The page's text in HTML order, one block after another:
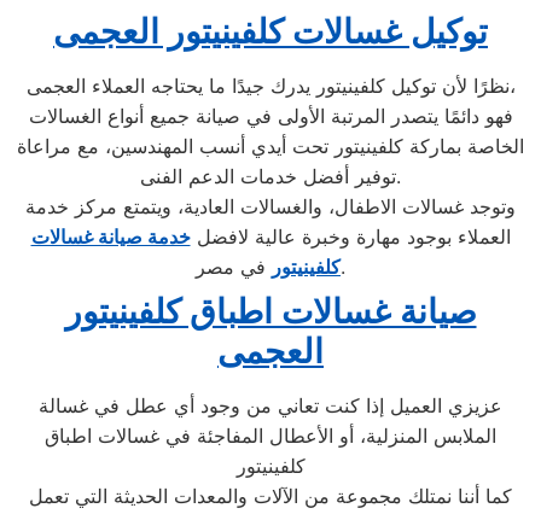
توكيل غسالات كلفينيتور العجمى
نظرًا لأن توكيل كلفينيتور يدرك جيدًا ما يحتاجه العملاء العجمى،
فهو دائمًا يتصدر المرتبة الأولى في صيانة جميع أنواع الغسالات
الخاصة بماركة كلفينيتور تحت أيدي أنسب المهندسين، مع مراعاة
توفير أفضل خدمات الدعم الفنى.
وتوجد غسالات الاطفال، والغسالات العادية، ويتمتع مركز خدمة
العملاء بوجود مهارة وخبرة عالية لافضلخدمة صيانة غسالات
كلفينيتورفي مصر.
صيانة غسالات اطباق كلفينيتور
العجمى
عزيزي العميل إذا كنت تعاني من وجود أي عطل في غسالة
الملابس المنزلية، أو الأعطال المفاجئة في غسالات اطباق
كلفينيتور
كما أننا نمتلك مجموعة من الآلات والمعدات الحديثة التي تعمل